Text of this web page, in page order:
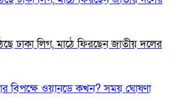
ঢাকা লিগ, মাঠে ফিরছেন জাতীয় দলের